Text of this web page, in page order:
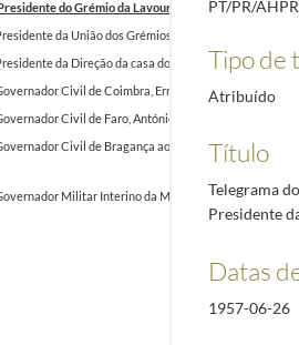
do Grémio da Lavoura de Évora e de Viana
da União dos Grémios de Lojistas do Porto,
da Direção da casa do Povo de Penela da
Civil de Coimbra, Ernesto Pestana, ao
Civil de Faro, António Baptista Coelho, ao
Civil de Bragança ao Presidente da
Militar Interino da Madeira ao Chefe da
PT/PR/
Tipo de
Atribuído
Título
Telegrama
Presidente
Datas
1957-06-26